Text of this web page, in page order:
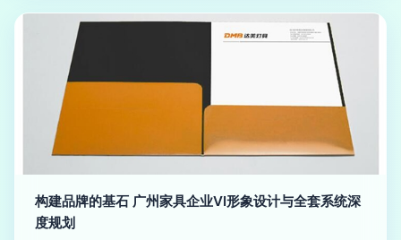
构建品牌的基石 广州家具企业VI形象设计与全套系统深
度规划